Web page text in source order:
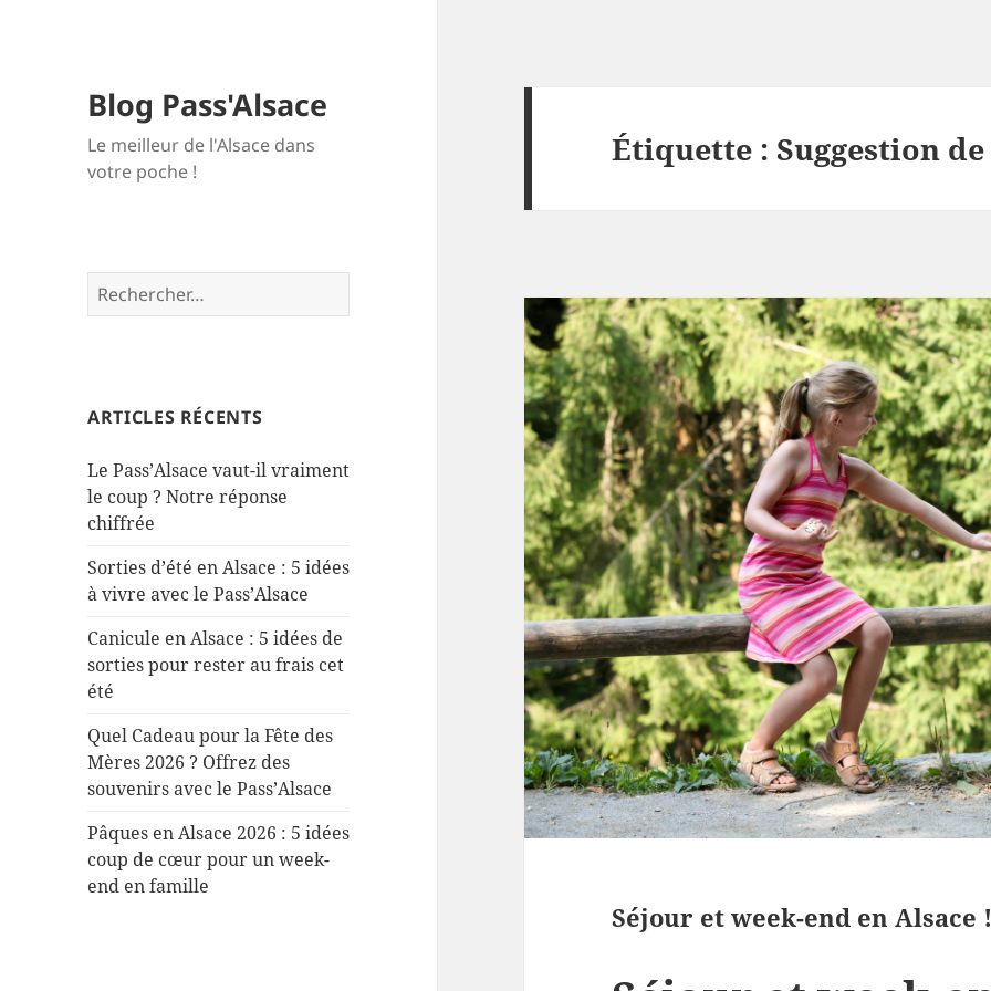
Blog Pass'Alsace
Le meilleur de l'Alsace dans
votre poche !
Rechercher :
ARTICLES RÉCENTS
Le Pass’Alsace vaut-il vraiment
le coup ? Notre réponse
chiffrée
Sorties d’été en Alsace : 5 idées
à vivre avec le Pass’Alsace
Canicule en Alsace : 5 idées de
sorties pour rester au frais cet
été
Quel Cadeau pour la Fête des
Mères 2026 ? Offrez des
souvenirs avec le Pass’Alsace
Pâques en Alsace 2026 : 5 idées
coup de cœur pour un week-
end en famille
Étiquette :Suggestion
Séjour et week-end en Alsace